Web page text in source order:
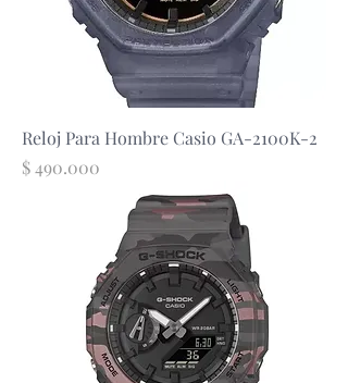
Reloj Para Hombre Casio GA-2100K-2
Precio
$ 490.000